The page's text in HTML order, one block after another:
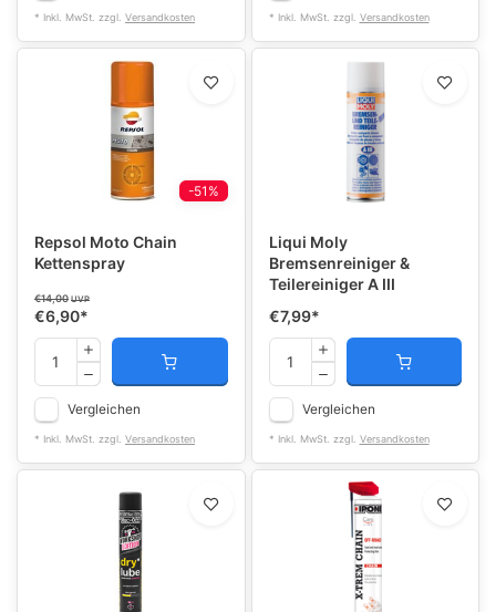
* Inkl. MwSt. zzgl. Versandkosten * Inkl. MwSt. zzgl. Versandkosten
-51%
Repsol Moto Chain
Kettenspray
€14,00 UVP
€6,90*
Vergleichen
* Inkl. MwSt. zzgl. Versandkosten
Liqui Moly
Bremsenreiniger &
Teilereiniger A III
€7,99*
Vergleichen
* Inkl. MwSt. zzgl. Versandkosten